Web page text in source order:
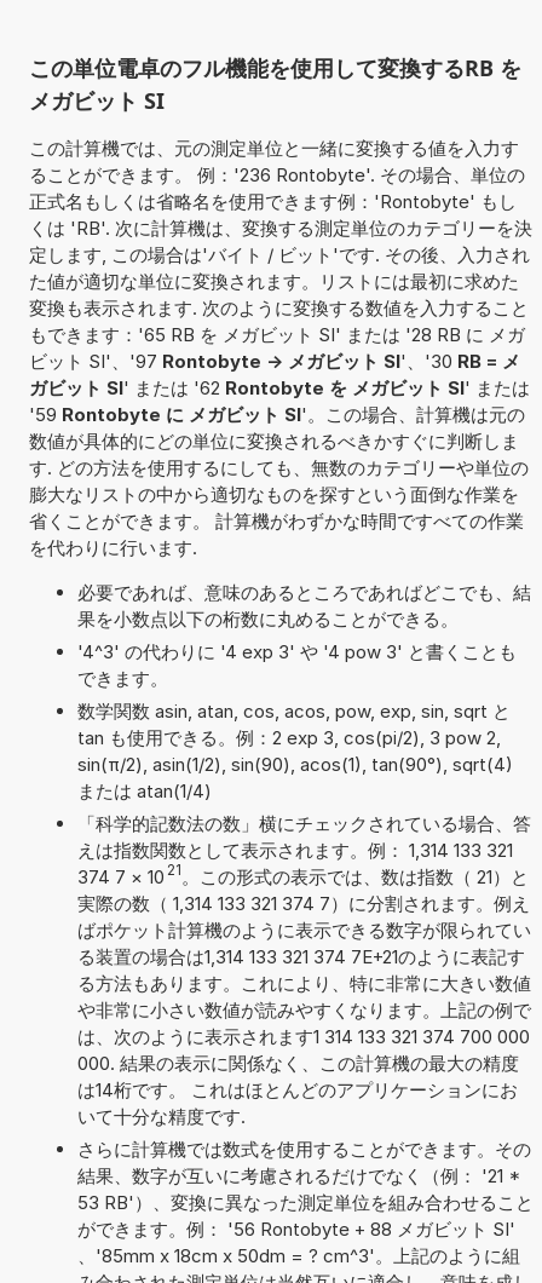
この単位電卓のフル機能を使用して変換するRB を
メガビット SI
この計算機では、元の測定単位と一緒に変換する値を入力す
ることができます。 例：'236 Rontobyte'. その場合、単位の
正式名もしくは省略名を使用できます例：'Rontobyte' もし
くは 'RB'. 次に計算機は、変換する測定単位のカテゴリーを決
定します, この場合は'バイト / ビット'です. その後、入力され
た値が適切な単位に変換されます。リストには最初に求めた
変換も表示されます. 次のように変換する数値を入力すること
もできます：'65 RB を メガビット SI' または '28 RB に メガ
ビット SI'、'97 Rontobyte -> メガビット SI'、'30 RB = メ
ガビット SI' または '62 Rontobyte を メガビット SI' または
'59 Rontobyte に メガビット SI'。この場合、計算機は元の
数値が具体的にどの単位に変換されるべきかすぐに判断しま
す. どの方法を使用するにしても、無数のカテゴリーや単位の
膨大なリストの中から適切なものを探すという面倒な作業を
省くことができます。 計算機がわずかな時間ですべての作業
を代わりに行います.
必要であれば、意味のあるところであればどこでも、結
果を小数点以下の桁数に丸めることができる。
'4^3' の代わりに '4 exp 3' や '4 pow 3' と書くことも
できます。
数学関数 asin, atan, cos, acos, pow, exp, sin, sqrt と
tan も使用できる。例：2 exp 3, cos(pi/2), 3 pow 2,
sin(π/2), asin(1/2), sin(90), acos(1), tan(90°), sqrt(4)
または atan(1/4)
「科学的記数法の数」横にチェックされている場合、答
えは指数関数として表示されます。例： 1,314 133 321
374 7 × 10 21 。この形式の表示では、数は指数（ 21）と
実際の数（ 1,314 133 321 374 7）に分割されます。例え
ばポケット計算機のように表示できる数字が限られてい
る装置の場合は1,314 133 321 374 7E+21のように表記す
る方法もあります。これにより、特に非常に大きい数値
や非常に小さい数値が読みやすくなります。上記の例で
は、次のように表示されます1 314 133 321 374 700 000
000. 結果の表示に関係なく、この計算機の最大の精度
は14桁です。 これはほとんどのアプリケーションにお
いて十分な精度です.
さらに計算機では数式を使用することができます。その
結果、数字が互いに考慮されるだけでなく（例： '21 *
53 RB'）、変換に異なった測定単位を組み合わせること
ができます。例： '56 Rontobyte + 88 メガビット SI'
、'85mm x 18cm x 50dm = ? cm^3'。上記のように組